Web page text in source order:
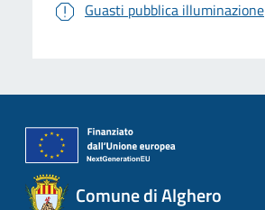
Guasti pubblica illuminazione
Comune di Alghero